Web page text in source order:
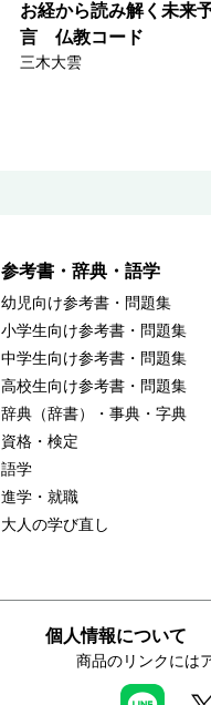
お経から読み解く未来
言 仏教コード
三木大雲
参考書・辞典・語学
幼児向け参考書・問題集
小学生向け参考書・問題集
中学生向け参考書・問題集
高校生向け参考書・問題集
辞典（辞書）・事典・字典
資格・検定
語学
進学・就職
大人の学び直し
個人情報について
商品のリンクには